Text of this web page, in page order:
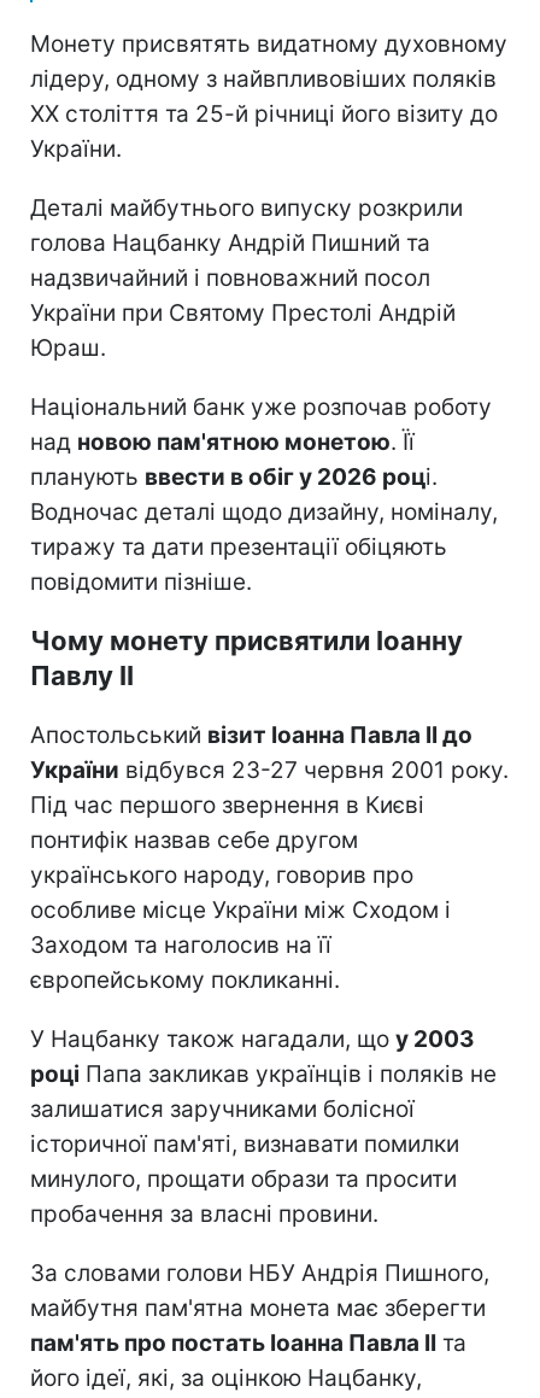
Монету присвятять видатному духовному
лідеру, одному з найвпливовіших поляків
ХХ століття та 25-й річниці його візиту до
України.
Деталі майбутнього випуску розкрили
голова Нацбанку Андрій Пишний та
надзвичайний і повноважний посол
України при Святому Престолі Андрій
Юраш.
Національний банк уже розпочав роботу
над новою пам'ятною монетою. Її
планують ввести в обіг у 2026 році.
Водночас деталі щодо дизайну, номіналу,
тиражу та дати презентації обіцяють
повідомити пізніше.
Чому монету присвятили Іоанну
Павлу II
Апостольський візит Іоанна Павла II до
України відбувся 23-27 червня 2001 року.
Під час першого звернення в Києві
понтифік назвав себе другом
українського народу, говорив про
особливе місце України між Сходом і
Заходом та наголосив на її
європейському покликанні.
У Нацбанку також нагадали, що у 2003
році Папа закликав українців і поляків не
залишатися заручниками болісної
історичної пам'яті, визнавати помилки
минулого, прощати образи та просити
пробачення за власні провини.
За словами голови НБУ Андрія Пишного,
майбутня пам'ятна монета має зберегти
пам'ять про постать Іоанна Павла II та
його ідеї, які, за оцінкою Нацбанку,